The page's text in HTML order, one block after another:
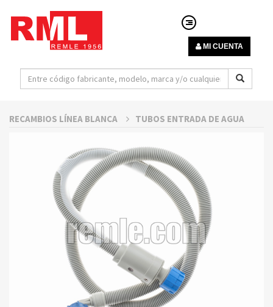
MI CUENTA
RECAMBIOS LÍNEA BLANCA TUBOS ENTRADA DE AGUA